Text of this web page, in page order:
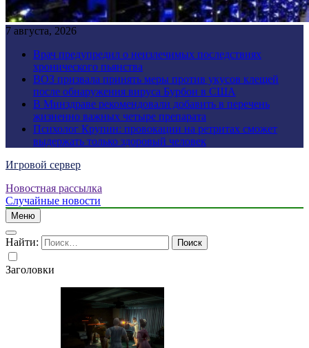
7 августа, 2026
Врач предупредил о неизлечимых последствиях
хронического пьянства
ВОЗ призвала принять меры против укусов клещей
после обнаружения вируса Бурбон в США
В Минздраве рекомендовали добавить в перечень
жизненно важных четыре препарата
Психолог Крупин: провокации на ретритах сможет
выдержать только здоровый человек
Игровой сервер
Новостная рассылка
Случайные новости
Меню
Найти:
Заголовки